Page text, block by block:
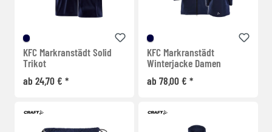
KFC Markranstädt Solid
Trikot
ab 24,70 € *
KFC Markranstädt
Winterjacke Damen
ab 78,00 € *